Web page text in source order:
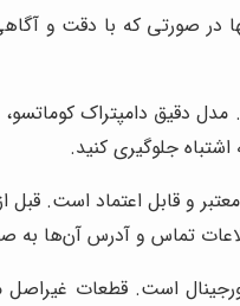
در صورتی که با دقت و
جلوگیری کنید.
و قابل اعتماد است.
است. قطعات